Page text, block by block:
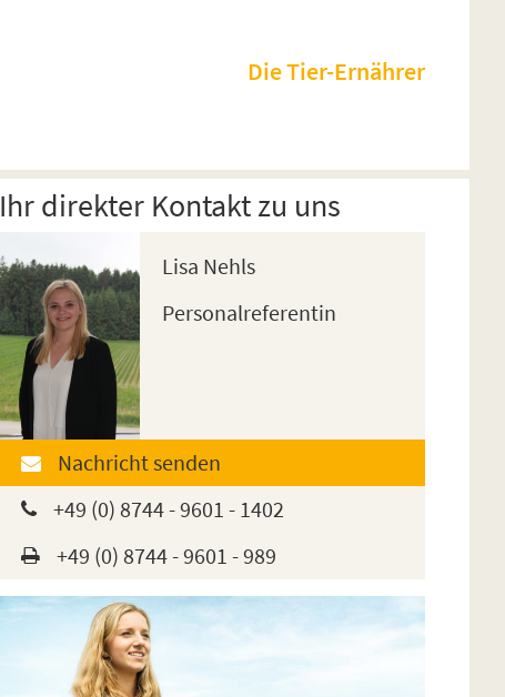
Die Tier-Ernährer
Ihr direkter Kontakt zu uns
Lisa Nehls
Personalreferentin
Nachricht senden
+49 (0) 8744 - 9601 - 1402
+49 (0) 8744 - 9601 - 989